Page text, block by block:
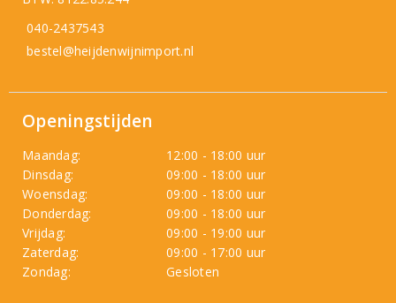
040-2437543
bestel@heijdenwijnimport.nl
Openingstijden
Maandag:
12:00 - 18:00 uur
Dinsdag:
09:00 - 18:00 uur
Woensdag:
09:00 - 18:00 uur
Donderdag:
09:00 - 18:00 uur
Vrijdag:
09:00 - 19:00 uur
Zaterdag:
09:00 - 17:00 uur
Zondag:
Gesloten